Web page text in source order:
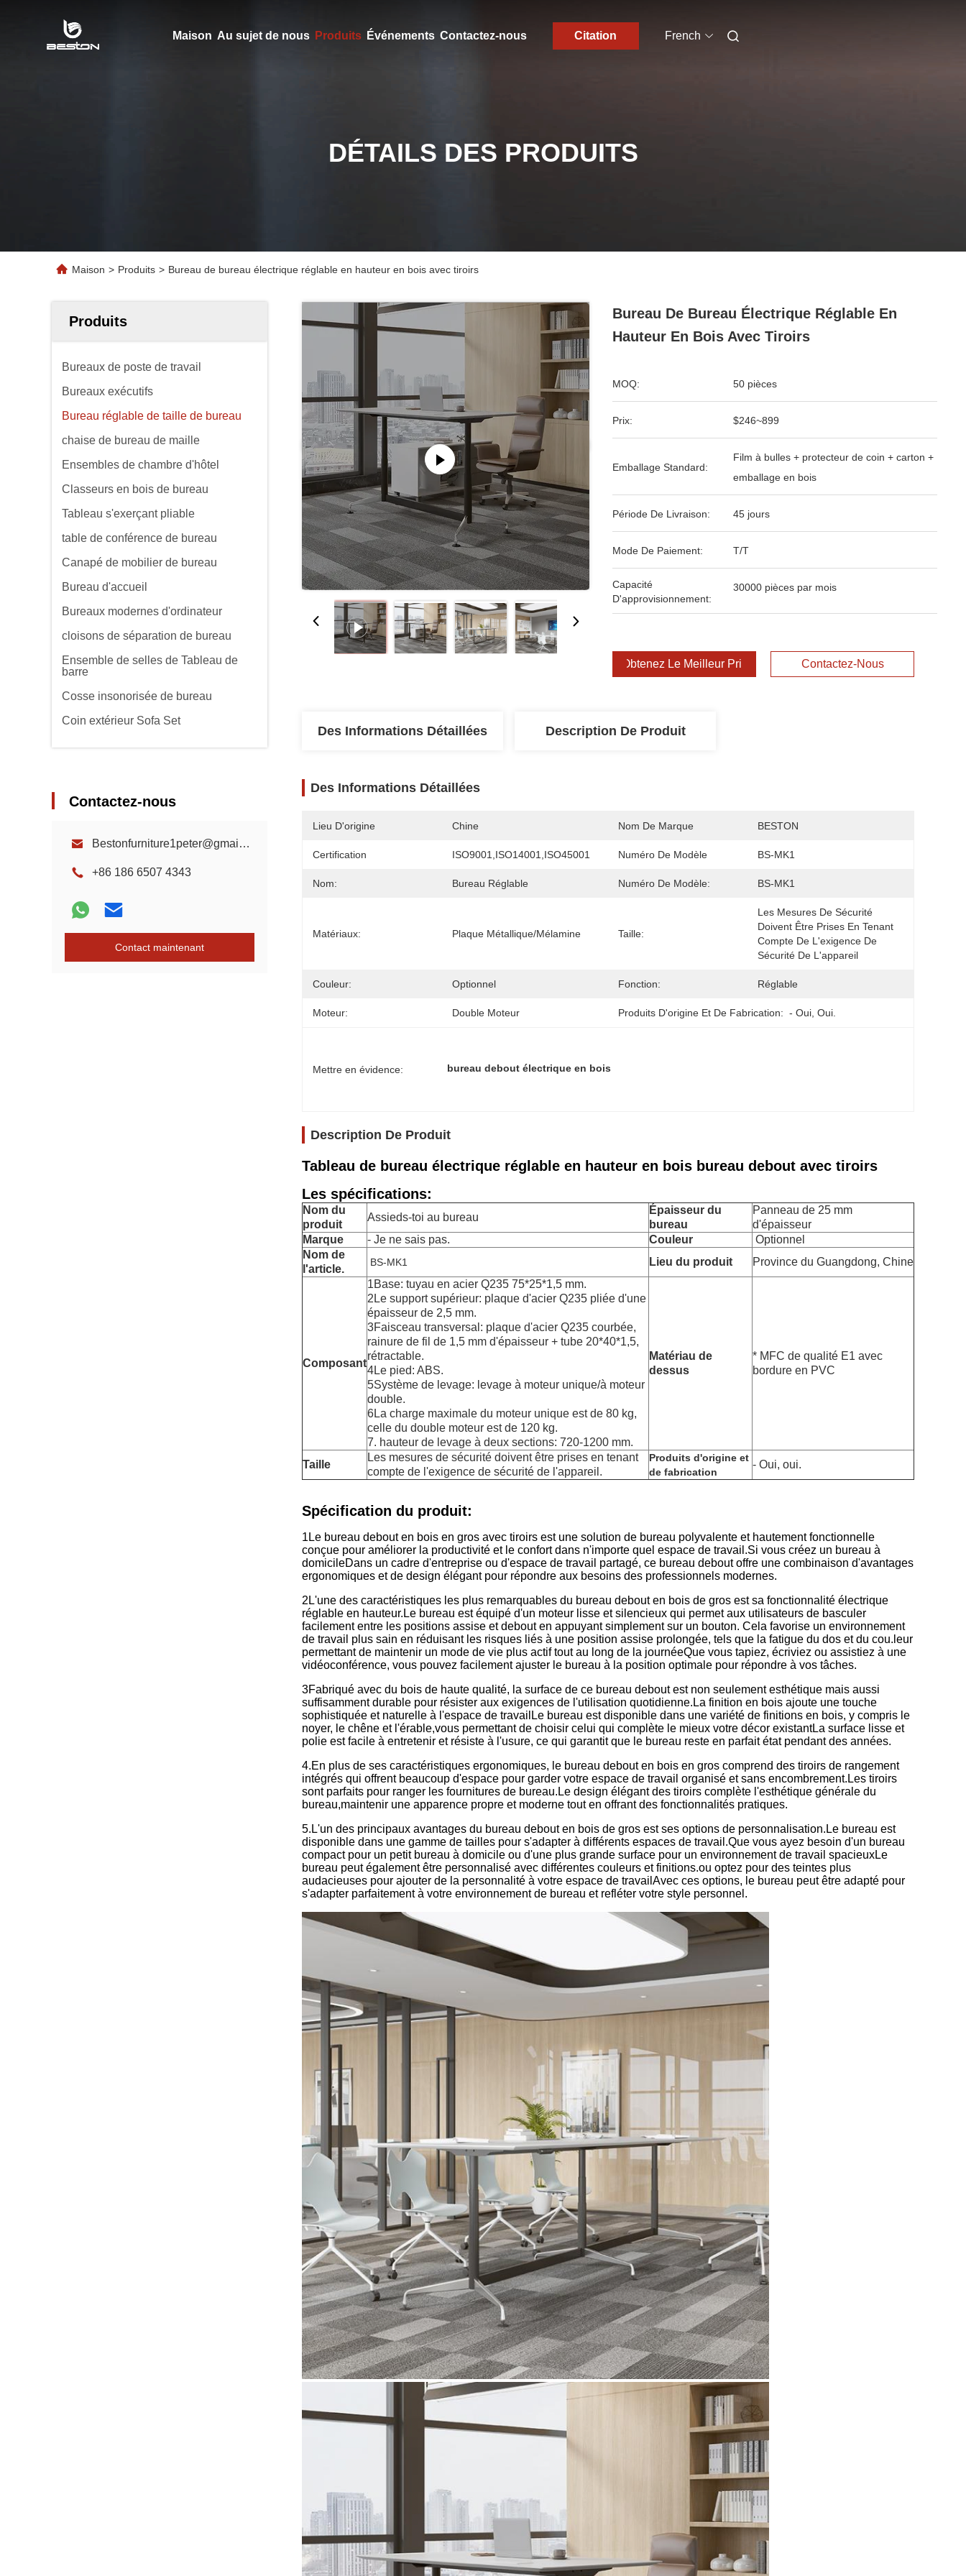
Maison Au sujet de nous Produits Événements Contactez-nous Citation French
DÉTAILS DES PRODUITS
Maison > Produits > Bureau de bureau électrique réglable en hauteur en bois avec tiroirs
Produits
Bureaux de poste de travail
Bureaux exécutifs
Bureau réglable de taille de bureau
chaise de bureau de maille
Ensembles de chambre d'hôtel
Classeurs en bois de bureau
Tableau s'exerçant pliable
table de conférence de bureau
Canapé de mobilier de bureau
Bureau d'accueil
Bureaux modernes d'ordinateur
cloisons de séparation de bureau
Ensemble de selles de Tableau de
barre
Cosse insonorisée de bureau
Coin extérieur Sofa Set
Contactez-nous
Bestonfurniture1peter@gmail.com
+86 186 6507 4343
Contact maintenant
Bureau De Bureau Électrique Réglable En
Hauteur En Bois Avec Tiroirs
MOQ: 50 pièces
Prix: $246~899
Emballage Standard:
Film à bulles + protecteur de coin + carton +
emballage en bois
Période De Livraison: 45 jours
Mode De Paiement: T/T
Capacité
D'approvisionnement:
30000 pièces par mois
Obtenez Le Meilleur Prix Contactez-Nous
Des Informations Détaillées Description De Produit
Des Informations Détaillées
Lieu D'origine Chine Nom De Marque BESTON
Certification ISO9001,ISO14001,ISO45001 Numéro De Modèle BS-MK1
Nom: Bureau Réglable Numéro De Modèle: BS-MK1
Matériaux: Plaque Métallique/mélamine Taille:
Les Mesures De Sécurité
Doivent Être Prises En Tenant
Compte De L'exigence De
Sécurité De L'appareil
Couleur: Optionnel Fonction: Réglable
Moteur: Double Moteur Produits D'origine Et De Fabrication: - Oui, Oui.
Mettre en évidence: bureau debout électrique en bois
Description De Produit
Tableau de bureau électrique réglable en hauteur en bois bureau debout avec tiroirs
Les spécifications:
Nom du
produit
Assieds-toi au bureau
Épaisseur du
bureau
Panneau de 25 mm
d'épaisseur
Marque
- Je ne sais pas. Couleur
Optionnel
Nom de
l'article.
BS-MK1 Lieu du produit Province du Guangdong, Chine
Composant
1Base: tuyau en acier Q235 75*25*1,5 mm.
2Le support supérieur: plaque d'acier Q235 pliée d'une
épaisseur de 2,5 mm.
3Faisceau transversal: plaque d'acier Q235 courbée,
rainure de fil de 1,5 mm d'épaisseur + tube 20*40*1,5,
rétractable.
4Le pied: ABS.
5Système de levage: levage à moteur unique/à moteur
double.
6La charge maximale du moteur unique est de 80 kg,
celle du double moteur est de 120 kg.
7. hauteur de levage à deux sections: 720-1200 mm.
Matériau de
dessus
* MFC de qualité E1 avec
bordure en PVC
Taille
Les mesures de sécurité doivent être prises en tenant
compte de l'exigence de sécurité de l'appareil.
Produits d'origine et
de fabrication
- Oui, oui.
Spécification du produit:
1Le bureau debout en bois en gros avec tiroirs est une solution de bureau polyvalente et hautement fonctionnelle
conçue pour améliorer la productivité et le confort dans n'importe quel espace de travail.Si vous créez un bureau à
domicileDans un cadre d'entreprise ou d'espace de travail partagé, ce bureau debout offre une combinaison d'avantages
ergonomiques et de design élégant pour répondre aux besoins des professionnels modernes.
2L'une des caractéristiques les plus remarquables du bureau debout en bois de gros est sa fonctionnalité électrique
réglable en hauteur.Le bureau est équipé d'un moteur lisse et silencieux qui permet aux utilisateurs de basculer
facilement entre les positions assise et debout en appuyant simplement sur un bouton. Cela favorise un environnement
de travail plus sain en réduisant les risques liés à une position assise prolongée, tels que la fatigue du dos et du cou.leur
permettant de maintenir un mode de vie plus actif tout au long de la journéeQue vous tapiez, écriviez ou assistiez à une
vidéoconférence, vous pouvez facilement ajuster le bureau à la position optimale pour répondre à vos tâches.
3Fabriqué avec du bois de haute qualité, la surface de ce bureau debout est non seulement esthétique mais aussi
suffisamment durable pour résister aux exigences de l'utilisation quotidienne.La finition en bois ajoute une touche
sophistiquée et naturelle à l'espace de travailLe bureau est disponible dans une variété de finitions en bois, y compris le
noyer, le chêne et l'érable,vous permettant de choisir celui qui complète le mieux votre décor existantLa surface lisse et
polie est facile à entretenir et résiste à l'usure, ce qui garantit que le bureau reste en parfait état pendant des années.
4.En plus de ses caractéristiques ergonomiques, le bureau debout en bois en gros comprend des tiroirs de rangement
intégrés qui offrent beaucoup d'espace pour garder votre espace de travail organisé et sans encombrement.Les tiroirs
sont parfaits pour ranger les fournitures de bureau.Le design élégant des tiroirs complète l'esthétique générale du
bureau,maintenir une apparence propre et moderne tout en offrant des fonctionnalités pratiques.
5.L'un des principaux avantages du bureau debout en bois de gros est ses options de personnalisation.Le bureau est
disponible dans une gamme de tailles pour s'adapter à différents espaces de travail.Que vous ayez besoin d'un bureau
compact pour un petit bureau à domicile ou d'une plus grande surface pour un environnement de travail spacieuxLe
bureau peut également être personnalisé avec différentes couleurs et finitions.ou optez pour des teintes plus
audacieuses pour ajouter de la personnalité à votre espace de travailAvec ces options, le bureau peut être adapté pour
s'adapter parfaitement à votre environnement de bureau et refléter votre style personnel.